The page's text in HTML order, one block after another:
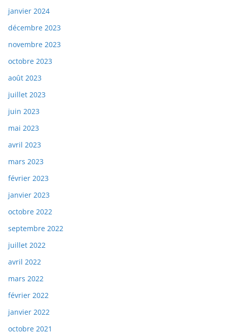
janvier 2024
décembre 2023
novembre 2023
octobre 2023
août 2023
juillet 2023
juin 2023
mai 2023
avril 2023
mars 2023
février 2023
janvier 2023
octobre 2022
septembre 2022
juillet 2022
avril 2022
mars 2022
février 2022
janvier 2022
octobre 2021